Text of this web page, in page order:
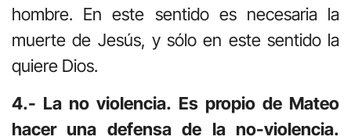
hombre. En este sentido es necesaria la
muerte de Jesús, y sólo en este sentido la
quiere Dios.
4.- La no violencia. Es propio de Mateo
hacer una defensa de la no-violencia.